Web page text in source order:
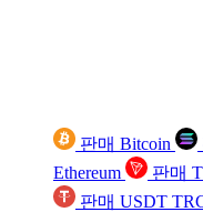
판매 Bitcoin
Ethereum
판매
판매 USDT